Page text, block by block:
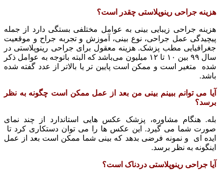
هزینه جراحی رینوپلاستی چقدر است؟
هزینه جراحی زیبایی بینی به عوامل مختلفی بستگی دارد از جمله
پیچیدگی عمل جراحی، نوع بینی، آموزش و تجربه جراح و موقعیت
جغرافیایی مطب پزشک. هزینه معقول برای جراحی رینوپلاستی در
سال ۹۹ بین ۱۰ تا ۱۲ میلیون می‌باشد که البته باتوجه به عوامل ذکر
شده متغیر است و ممکن است پایین تر یا بالاتر از عدد گفته شده
باشد.
آیا می توانم ببینم بینی من بعد از عمل ممکن است چگونه به نظر
برسد؟
بله. هنگام مشاوره، پزشک عکس هایی استاندارد از چند نمای
صورت شما می گیرد. این عکس ها را می توان دستکاری کرد تا
ایده ای و نمونه فرضی بدهد که بینی شما ممکن است بعد از عمل
اینگونه به نظر برسد.
آیا جراحی رینوپلاستی دردناک است؟